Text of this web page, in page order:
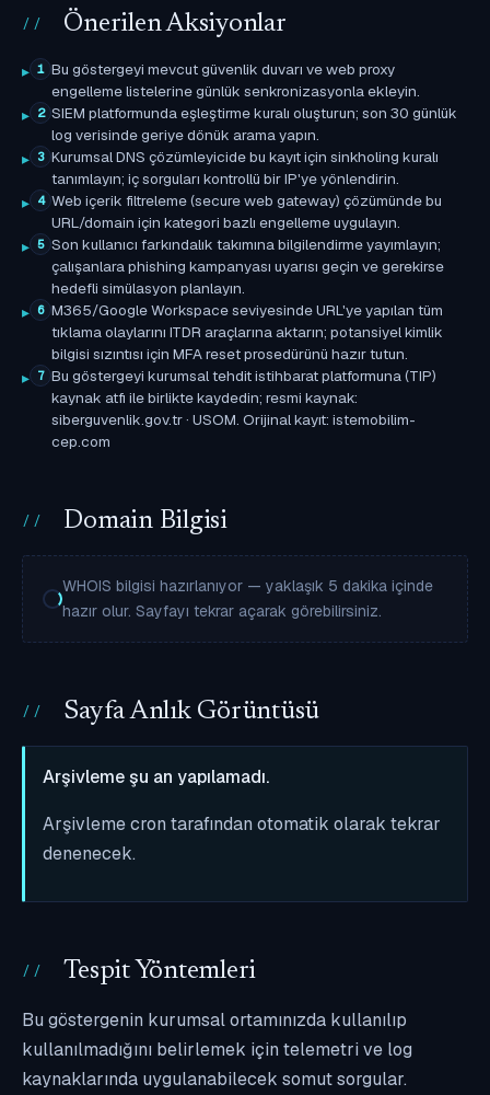
Önerilen Aksiyonlar
1 Bu göstergeyi mevcut güvenlik duvarı ve web proxy
engelleme listelerine günlük senkronizasyonla ekleyin.
2 SIEM platformunda eşleştirme kuralı oluşturun; son 30 günlük
log verisinde geriye dönük arama yapın.
3 Kurumsal DNS çözümleyicide bu kayıt için sinkholing kuralı
tanımlayın; iç sorguları kontrollü bir IP'ye yönlendirin.
4 Web içerik filtreleme (secure web gateway) çözümünde bu
URL/domain için kategori bazlı engelleme uygulayın.
5 Son kullanıcı farkındalık takımına bilgilendirme yayımlayın;
çalışanlara phishing kampanyası uyarısı geçin ve gerekirse
hedefli simülasyon planlayın.
6 M365/Google Workspace seviyesinde URL'ye yapılan tüm
tıklama olaylarını ITDR araçlarına aktarın; potansiyel kimlik
bilgisi sızıntısı için MFA reset prosedürünü hazır tutun.
7 Bu göstergeyi kurumsal tehdit istihbarat platformuna (TIP)
kaynak atfı ile birlikte kaydedin; resmi kaynak:
siberguvenlik.gov.tr · USOM. Orijinal kayıt: istemobilim-
cep.com
Domain Bilgisi
WHOIS bilgisi hazırlanıyor — yaklaşık 5 dakika içinde
hazır olur. Sayfayı tekrar açarak görebilirsiniz.
Sayfa Anlık Görüntüsü
Arşivleme şu an yapılamadı.
Arşivleme cron tarafından otomatik olarak tekrar
denenecek.
Tespit Yöntemleri
Bu göstergenin kurumsal ortamınızda kullanılıp
kullanılmadığını belirlemek için telemetri ve log
kaynaklarında uygulanabilecek somut sorgular.